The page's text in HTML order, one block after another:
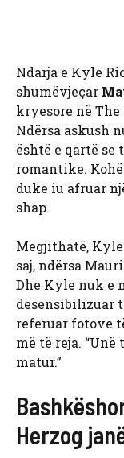
Ndarja e Kyle
shumëvjeçar
kryesore në
Ndërsa askush
është e qartë
romantike.
duke iu afruar
shap.
Megjithatë,
saj, ndërsa
Dhe Kyle nuk e
desensibilizuar
referuar fotove
më të reja.
matur.”
Herzog